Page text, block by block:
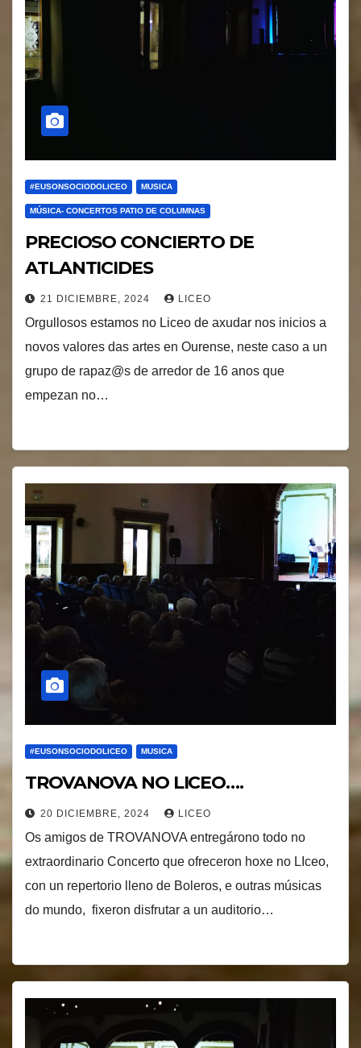
#EUSONSOCIODOLICEO MUSICA
MÚSICA- CONCERTOS PATIO DE COLUMNAS
PRECIOSO CONCIERTO DE
ATLANTICIDES
21 DICIEMBRE, 2024 LICEO
Orgullosos estamos no Liceo de axudar nos inicios a
novos valores das artes en Ourense, neste caso a un
grupo de rapaz@s de arredor de 16 anos que
empezan no…
#EUSONSOCIODOLICEO MUSICA
TROVANOVA NO LICEO….
20 DICIEMBRE, 2024 LICEO
Os amigos de TROVANOVA entregárono todo no
extraordinario Concerto que ofreceron hoxe no LIceo,
con un repertorio lleno de Boleros, e outras músicas
do mundo, fixeron disfrutar a un auditorio…